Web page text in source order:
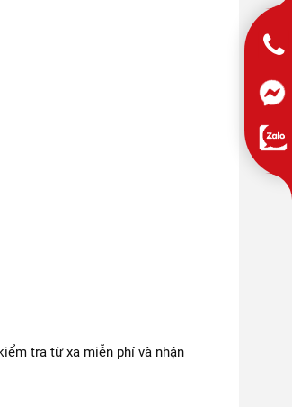
tra từ xa miễn phí và nhận